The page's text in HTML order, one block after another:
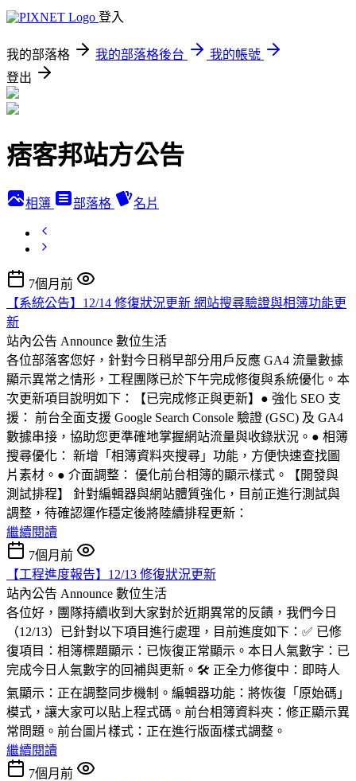
登入
我的部落格 我的部落格後台
我的帳號
登出
痞客邦站方公告
相簿 部落格 名片
7個月前
【系統公告】12/14 修復狀況更新 網站搜尋驗證與相簿功能更
新
站內公告 Announce 數位生活
各位部落客您好，針對今日稍早部分用戶反應 GA4 流量數據
顯示異常之情形，工程團隊已於下午完成修復與系統優化。本
次更新項目說明如下：【已完成修正與更新】● 強化 SEO 支
援： 前台全面支援 Google Search Console 驗證 (GSC) 及 GA4
數據串接，協助您更準確地掌握網站流量與收錄狀況。● 相簿
搜尋優化： 新增「相簿資料夾搜尋」功能，方便快速查找圖
片素材。● 介面調整： 優化前台相簿的顯示樣式。【開發與
測試排程】 針對編輯器與網站體質強化，目前正進行測試與
調整，待確認運作穩定後將陸續排程更新：
繼續閱讀
7個月前
【工程進度報告】12/13 修復狀況更新
站內公告 Announce 數位生活
各位好，團隊持續收到大家對於近期異常的反饋，我們今日
（12/13）已針對以下項目進行處理，目前進度如下：✅ 已修
復項目：相簿標題顯示：已恢復正常顯示。本日人氣數字：已
完成今日人氣數字的回補與更新。🛠️ 正全力修復中：即時人
氣顯示：正在調整同步機制。編輯器功能：將恢復「原始碼」
模式，讓大家可以貼上程式碼。前台相簿資料夾：修正顯示異
常問題。前台圖片樣式：正在進行版面樣式調整。
繼續閱讀
7個月前